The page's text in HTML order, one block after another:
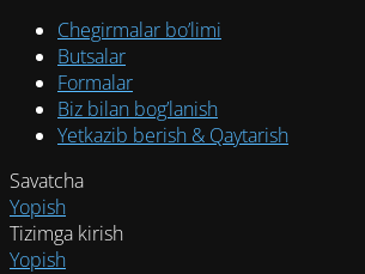
Chegirmalar bo’limi
Butsalar
Formalar
Biz bilan bog’lanish
Yetkazib berish & Qaytarish
Savatcha
Yopish
Tizimga kirish
Yopish